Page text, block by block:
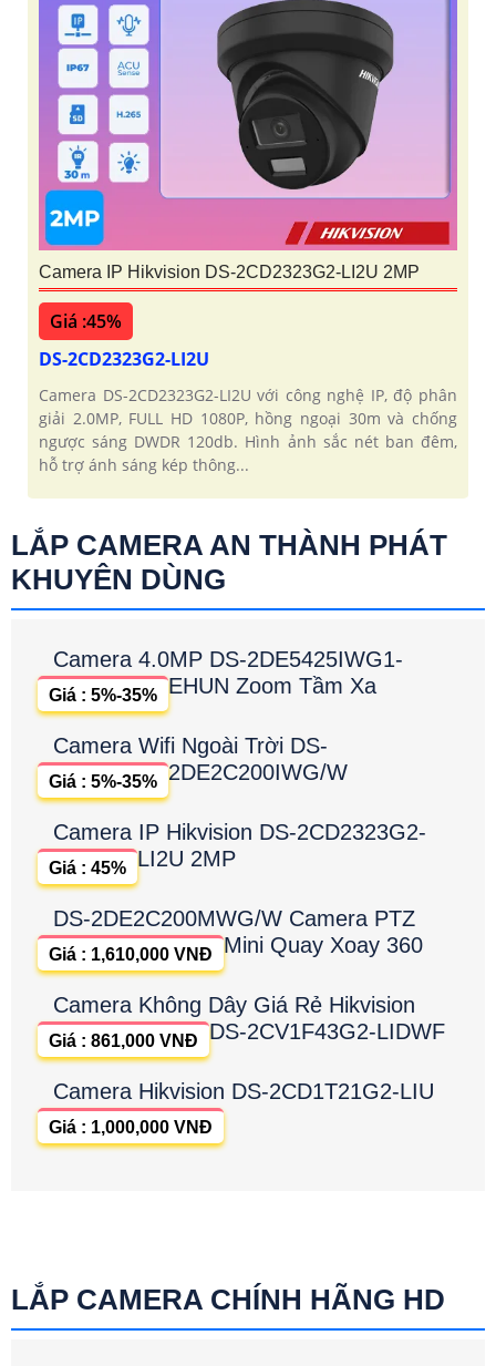
Camera IP Hikvision DS-2CD2323G2-LI2U 2MP
Giá :45%
DS-2CD2323G2-LI2U
Camera DS-2CD2323G2-LI2U với công nghệ IP, độ phân
giải 2.0MP, FULL HD 1080P, hồng ngoại 30m và chống
ngược sáng DWDR 120db. Hình ảnh sắc nét ban đêm,
hỗ trợ ánh sáng kép thông...
LẮP CAMERA AN THÀNH PHÁT
KHUYÊN DÙNG
Camera 4.0MP DS-2DE5425IWG1-
EHUN Zoom Tầm Xa
Giá : 5%-35%
Camera Wifi Ngoài Trời DS-
2DE2C200IWG/W
Giá : 5%-35%
Camera IP Hikvision DS-2CD2323G2-
LI2U 2MP
Giá : 45%
DS-2DE2C200MWG/W Camera PTZ
Mini Quay Xoay 360
Giá : 1,610,000 VNĐ
Camera Không Dây Giá Rẻ Hikvision
DS-2CV1F43G2-LIDWF
Giá : 861,000 VNĐ
Camera Hikvision DS-2CD1T21G2-LIU
Giá : 1,000,000 VNĐ
LẮP CAMERA CHÍNH HÃNG HD